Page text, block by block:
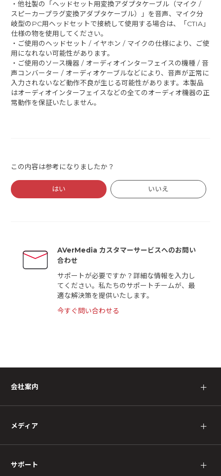
・他社製の「ヘッドセット用変換アダプタケーブル（マイク /
スピーカープラグ変換アダプタケーブル）」を音声、マイク分
岐型のPC用ヘッドセットで接続して使用する場合は、「CTIA」
仕様の物を使用してください。
・ご使用のヘッドセット / イヤホン / マイクの仕様により、ご使
用になれない可能性があります。
・ご使用のソース機器 / オーディオインターフェイスの機種 / 音
声コンバーター / オーディオケーブルなどにより、音声が正常に
入力されないなど動作不良が生じる可能性があります。本製品
はオーディオインターフェイスなどの全てのオーディオ機器の正
常動作を保証いたしません。
この内容は参考になりましたか？
はい いいえ
AVerMedia カスタマーサービスへのお問い
合わせ
サポートが必要ですか？詳細な情報を入力し
てください。私たちのサポートチームが、最
適な解決策を提供いたします。
今すぐ問い合わせる
会社案内 ＋
メディア ＋
サポート ＋